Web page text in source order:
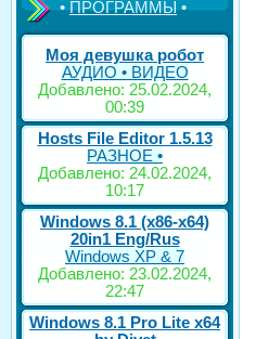
•ПРОГРАММЫ•
Моя девушка робот
АУДИО • ВИДЕО
Добавлено: 25.02.2024,
00:39
Hosts File Editor 1.5.13
РАЗНОЕ •
Добавлено: 24.02.2024,
10:17
Windows 8.1 (x86-x64)
20in1 Eng/Rus
Windows XP & 7
Добавлено: 23.02.2024,
22:47
Windows 8.1 Pro Lite x64